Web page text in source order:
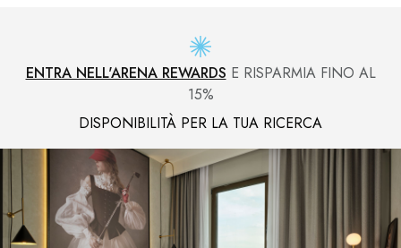
ENTRA NELL'ARENA REWARDS E RISPARMIA FINO AL
15%
DISPONIBILITÀ PER LA TUA RICERCA